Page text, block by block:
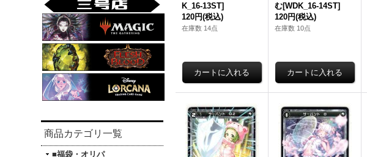
商品カテゴリ一覧
■福袋・オリパ
K_16-13ST]
120円(税込)
在庫数 14点
む[WDK_16-14ST]
120円(税込)
在庫数 10点